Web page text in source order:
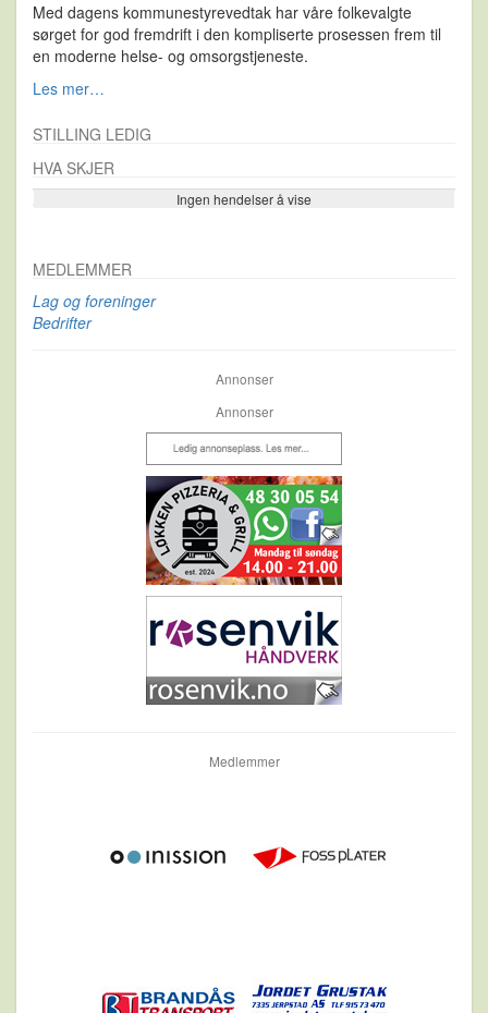
Med dagens kommunestyrevedtak har våre folkevalgte
sørget for god fremdrift i den kompliserte prosessen frem til
en moderne helse- og omsorgstjeneste.
Les mer…
STILLING LEDIG
HVA SKJER
Ingen hendelser å vise
Se flere…
MEDLEMMER
Lag og foreninger
Bedrifter
Annonser
Annonser
Medlemmer